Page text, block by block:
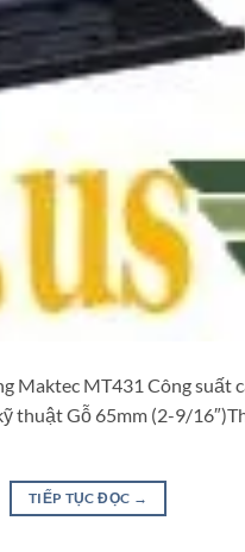
MT431 Công suất
thuật Gỗ 65mm (2-9/
TIẾP TỤC ĐỌC →